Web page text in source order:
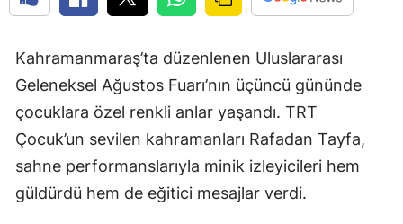
Kahramanmaraş’ta düzenlenen Uluslararası
Geleneksel Ağustos Fuarı’nın üçüncü gününde
çocuklara özel renkli anlar yaşandı. TRT
Çocuk’un sevilen kahramanları Rafadan Tayfa,
sahne performanslarıyla minik izleyicileri hem
güldürdü hem de eğitici mesajlar verdi.